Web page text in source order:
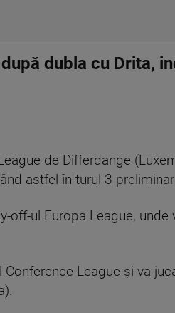
dubla cu Drita,
de Differdange
astfel în turul 3
off-ul Europa League,
League și va